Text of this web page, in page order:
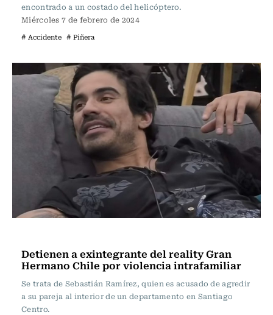
encontrado a un costado del helicóptero.
Miércoles 7 de febrero de 2024
# Accidente # Piñera
Detienen a exintegrante del reality Gran
Hermano Chile por violencia intrafamiliar
Se trata de Sebastián Ramírez, quien es acusado de agredir
a su pareja al interior de un departamento en Santiago
Centro.